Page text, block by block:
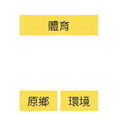
體育
原鄉 環境